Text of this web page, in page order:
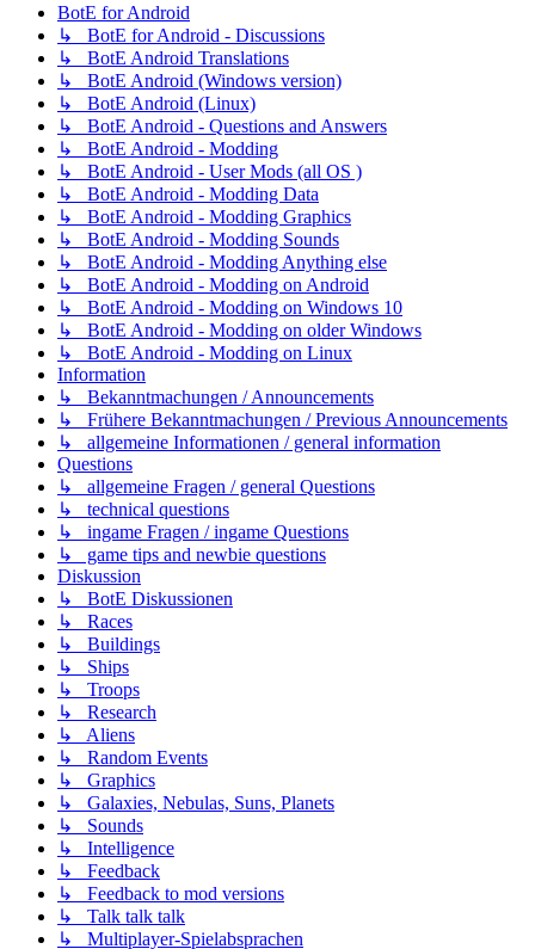
BotE for Android
↳ BotE for Android - Discussions
↳ BotE Android Translations
↳ BotE Android (Windows version)
↳ BotE Android (Linux)
↳ BotE Android - Questions and Answers
↳ BotE Android - Modding
↳ BotE Android - User Mods (all OS )
↳ BotE Android - Modding Data
↳ BotE Android - Modding Graphics
↳ BotE Android - Modding Sounds
↳ BotE Android - Modding Anything else
↳ BotE Android - Modding on Android
↳ BotE Android - Modding on Windows 10
↳ BotE Android - Modding on older Windows
↳ BotE Android - Modding on Linux
Information
↳ Bekanntmachungen / Announcements
↳ Frühere Bekanntmachungen / Previous Announcements
↳ allgemeine Informationen / general information
Questions
↳ allgemeine Fragen / general Questions
↳ technical questions
↳ ingame Fragen / ingame Questions
↳ game tips and newbie questions
Diskussion
↳ BotE Diskussionen
↳ Races
↳ Buildings
↳ Ships
↳ Troops
↳ Research
↳ Aliens
↳ Random Events
↳ Graphics
↳ Galaxies, Nebulas, Suns, Planets
↳ Sounds
↳ Intelligence
↳ Feedback
↳ Feedback to mod versions
↳ Talk talk talk
↳ Multiplayer-Spielabsprachen